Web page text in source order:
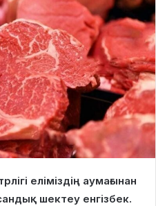
еліміздің аумағынан
шектеу енгізбек.